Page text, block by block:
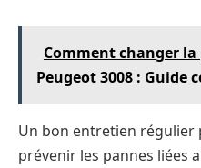
Comment changer
Peugeot 3008 : Guide
Un bon entretien régulier
prévenir les pannes liées